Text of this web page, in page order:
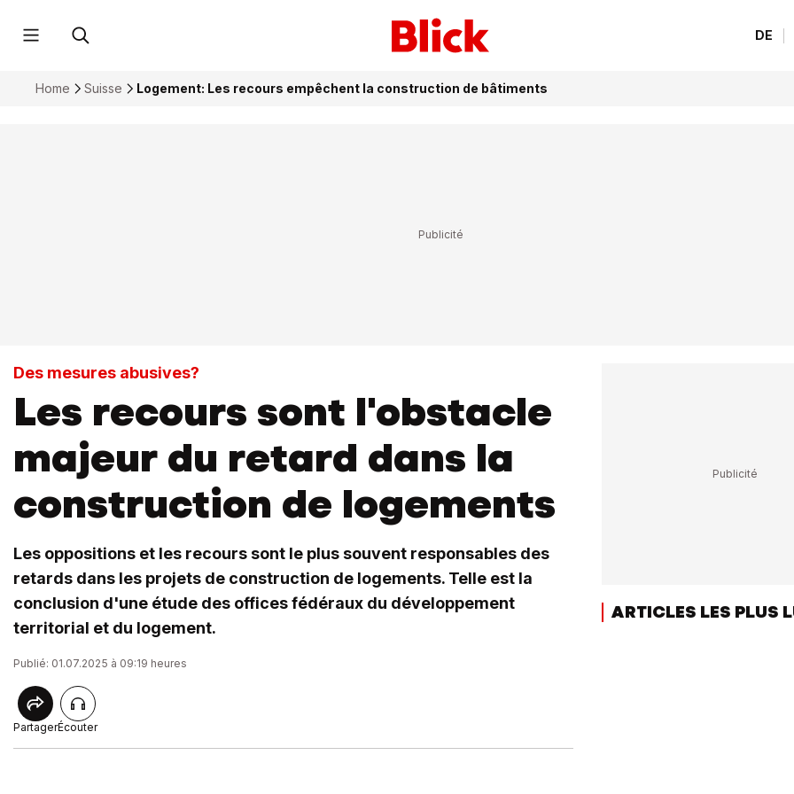
DE
Home Suisse Logement: Les recours empêchent la construction de bâtiments
Des mesures abusives?
Les recours sont l'obstacle
majeur du retard dans la
construction de logements
Les oppositions et les recours sont le plus souvent responsables des
retards dans les projets de construction de logements. Telle est la
conclusion d'une étude des offices fédéraux du développement
territorial et du logement.
Publié: 01.07.2025 à 09:19 heures
PartagerÉcouter
ARTICLES LES PLUS